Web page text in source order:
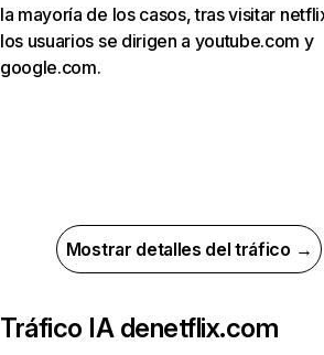
la mayoría de los casos, tras visitar
los usuarios se dirigen a youtube.com y
google.com.
Mostrar detalles del tráfico →
Tráfico IA denetflix.com